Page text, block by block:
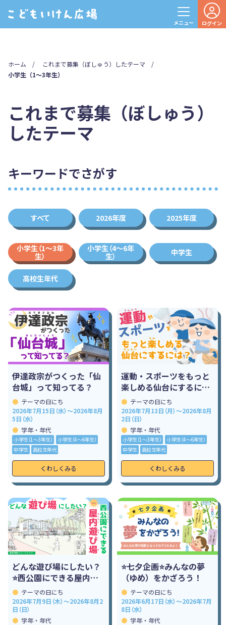
メニュー ログイン
ホーム
これまで募集（ぼしゅう）したテーマ
小学生（1〜3年生）
これまで募集（ぼしゅう）
したテーマ
キーワードでさがす
すべて 2026年度 2025年度
小学生（1〜3年
生）
小学生（4〜6年
生）
中学生
高校生年代
伊達政宗がつくった「仙
台城」って知ってる？
テーマの日にち
2026年7月15日（水）～2026年8月
5日（水）
学年・年代
小学生（1〜3年生）
小学生（4〜6年生）
中学生
高校生年代
くわしくみる
運動・スポーツをもっと
楽しめる仙台にするに
は？🏃‍♂️✨
テーマの日にち
2026年7月13日（月）～2026年8月
2日（日）
学年・年代
小学生（1〜3年生）
小学生（4〜6年生）
中学生
高校生年代
くわしくみる
どんな遊び場にしたい？
⭐西公園にできる屋内遊
び場⭐テーマの日にち
2026年7月9日（木）～2026年8月2
日（日）
学年・年代
⭐七夕企画⭐みんなの夢
（ゆめ）をかざろう！
テーマの日にち
2026年6月17日（水）～2026年7月
8日（水）
学年・年代